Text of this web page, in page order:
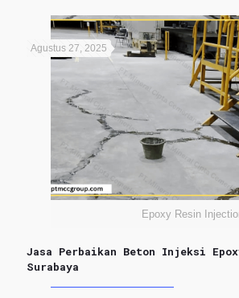
Epoxy Resin
Agustus 27, 2025
Jasa Perbaikan Beton Injeksi
Surabaya